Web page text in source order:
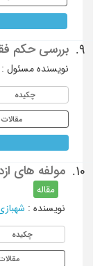
9. بررسی حکم
نویسنده مسئول :
چکیده
مقالات
10. مولفه های
مقاله
نویسنده:
چکیده